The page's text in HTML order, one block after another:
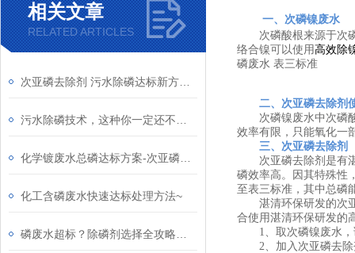
相关文章
RELATED ARTICLES
化工含磷废水快速达标处理方法~
一、次磷镍废水
次磷酸根来源于次磷
络合镍可以使用高效除
磷废水 表三标准
二、次亚磷去除剂
次磷镍废水中次磷酸
效率有限，只能氧化一
三、次亚磷去除剂
次亚磷去除剂是有湛
磷效率高。因其特殊性
至表三标准，其中总磷
湛清环保研发的次亚
合使用湛清环保研发的
1、取次磷镍废水，
2、加入次亚磷去除